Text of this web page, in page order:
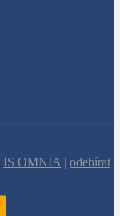
IS OMNIA | odebírat